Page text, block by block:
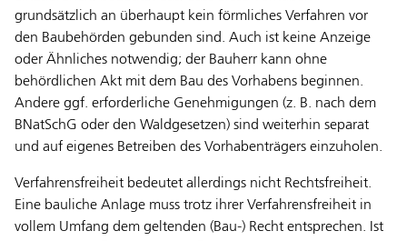
grundsätzlich an überhaupt kein förmliches Verfahren vor
den Baubehörden gebunden sind. Auch ist keine Anzeige
oder Ähnliches notwendig; der Bauherr kann ohne
behördlichen Akt mit dem Bau des Vorhabens beginnen.
Andere ggf. erforderliche Genehmigungen (z. B. nach dem
BNatSchG oder den Waldgesetzen) sind weiterhin separat
und auf eigenes Betreiben des Vorhabenträgers einzuholen.
Verfahrensfreiheit bedeutet allerdings nicht Rechtsfreiheit.
Eine bauliche Anlage muss trotz ihrer Verfahrensfreiheit in
vollem Umfang dem geltenden (Bau-) Recht entsprechen. Ist